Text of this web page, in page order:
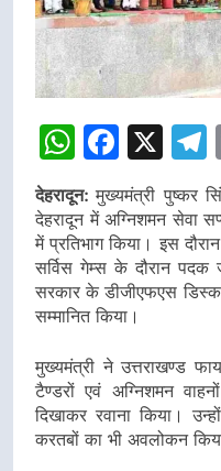
X
देहरादून:मुख्यमंत्री पुष्कर
देहरादून में अग्निशमन सेवा
में प्रतिभाग किया। इस
सर्विस गेम्स के दौरान
सरकार के डीजीएफएस डिस्क
सम्मानित किया।
मुख्यमंत्री ने उत्तराखण्ड
टैण्डरों एवं अग्निशमन
दिखाकर रवाना किया।
करतबों का भी अवलोकन